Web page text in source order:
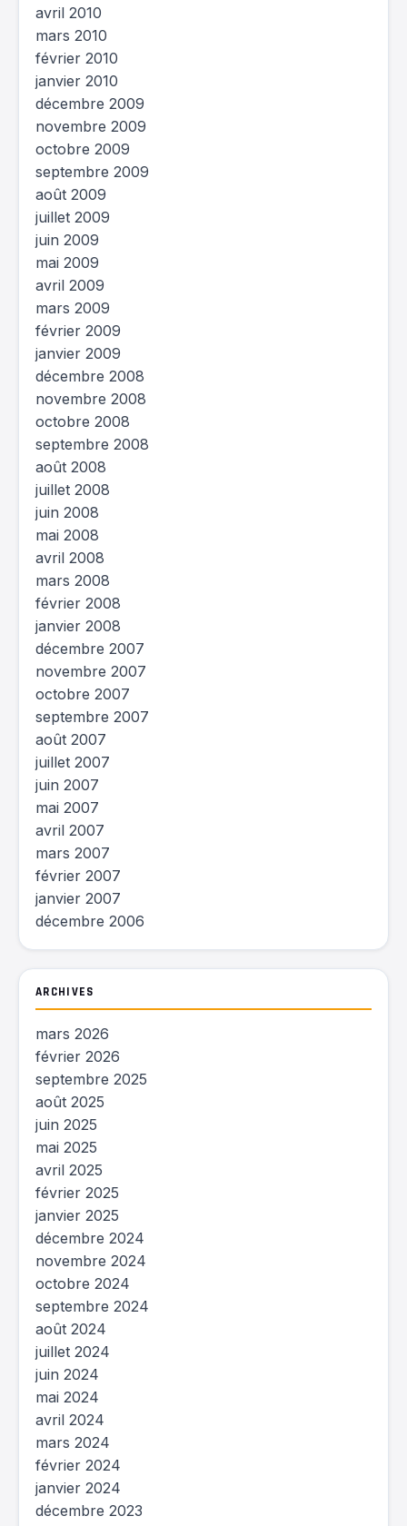
avril 2010
mars 2010
février 2010
janvier 2010
décembre 2009
novembre 2009
octobre 2009
septembre 2009
août 2009
juillet 2009
juin 2009
mai 2009
avril 2009
mars 2009
février 2009
janvier 2009
décembre 2008
novembre 2008
octobre 2008
septembre 2008
août 2008
juillet 2008
juin 2008
mai 2008
avril 2008
mars 2008
février 2008
janvier 2008
décembre 2007
novembre 2007
octobre 2007
septembre 2007
août 2007
juillet 2007
juin 2007
mai 2007
avril 2007
mars 2007
février 2007
janvier 2007
décembre 2006
ARCHIVES
mars 2026
février 2026
septembre 2025
août 2025
juin 2025
mai 2025
avril 2025
février 2025
janvier 2025
décembre 2024
novembre 2024
octobre 2024
septembre 2024
août 2024
juillet 2024
juin 2024
mai 2024
avril 2024
mars 2024
février 2024
janvier 2024
décembre 2023